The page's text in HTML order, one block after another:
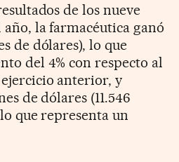
de los nueve
la farmacéutica ganó
de dólares), lo que
del 4% con respecto al
anterior, y
de dólares (11.546
que representa un